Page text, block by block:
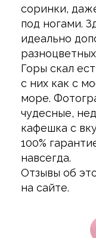
соринки,
под ногами.
идеально
Горы скал
с них как с
море.
чудесные,
кафешка с
100%
навсегда.
Отзывы об
на сайте.